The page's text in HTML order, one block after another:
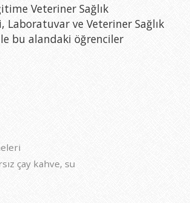
Veteriner Sağlık
Laboratuvar ve Veteriner Sağlık
bu alandaki öğrenciler
çay kahve, su